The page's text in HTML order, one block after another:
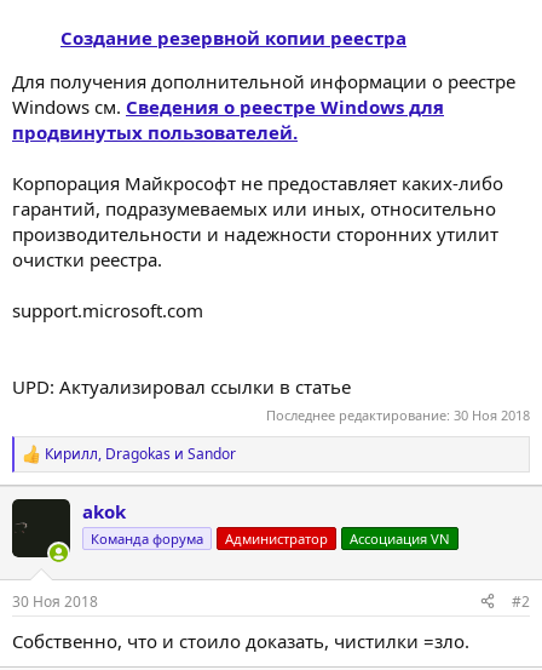
Создание резервной копии реестра
Для получения дополнительной информации о реестре
Windows см. Сведения о реестре Windows для
продвинутых пользователей.
Корпорация Майкрософт не предоставляет каких-либо
гарантий, подразумеваемых или иных, относительно
производительности и надежности сторонних утилит
очистки реестра.
support.microsoft.com
UPD: Актуализировал ссылки в статье
Последнее редактирование: 30 Ноя 2018
Р
е
а
к
ц
и
и
:
Кирилл, Dragokas и Sandor
akok
Команда форума Администратор Ассоциация VN
30 Ноя 2018 #2
Собственно, что и стоило доказать, чистилки =зло.